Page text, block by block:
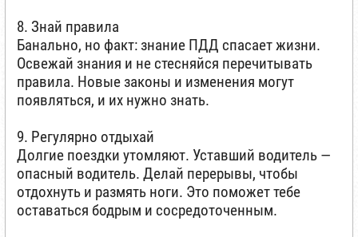
8. Знай правила
Банально, но факт: знание ПДД спасает жизни.
Освежай знания и не стесняйся перечитывать
правила. Новые законы и изменения могут
появляться, и их нужно знать.
9. Регулярно отдыхай
Долгие поездки утомляют. Уставший водитель —
опасный водитель. Делай перерывы, чтобы
отдохнуть и размять ноги. Это поможет тебе
оставаться бодрым и сосредоточенным.